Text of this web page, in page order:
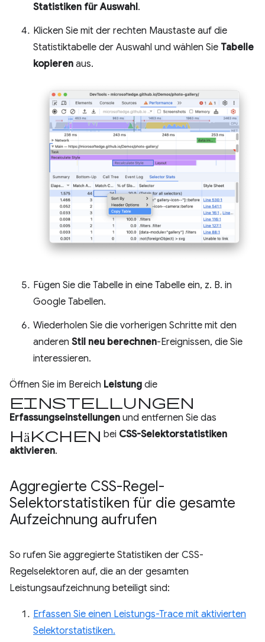
Statistiken für Auswahl.
Klicken Sie mit der rechten Maustaste auf die
Statistiktabelle der Auswahl und wählen Sie Tabelle
kopieren aus.
Fügen Sie die Tabelle in eine Tabelle ein, z. B. in
Google Tabellen.
Wiederholen Sie die vorherigen Schritte mit den
anderen Stil neu berechnen-Ereignissen, die Sie
interessieren.
Öffnen Sie im Bereich Leistung die
Einstellungen
Erfassungseinstellungen und entfernen Sie das
Häkchen bei CSS-Selektorstatistiken
aktivieren.
Aggregierte CSS-Regel-
Selektorstatistiken für die gesamte
Aufzeichnung aufrufen
So rufen Sie aggregierte Statistiken der CSS-
Regelselektoren auf, die an der gesamten
Leistungsaufzeichnung beteiligt sind:
Erfassen Sie einen Leistungs-Trace mit aktivierten
Selektorstatistiken.